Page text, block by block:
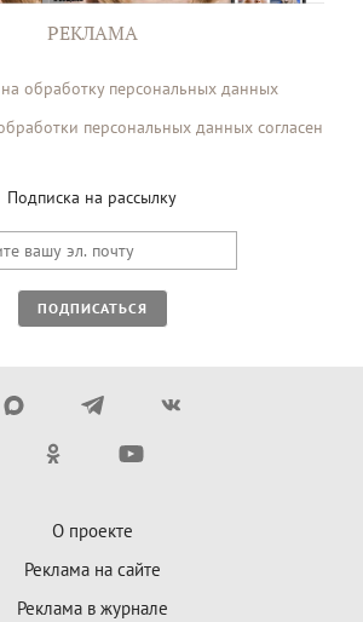
РЕКЛАМА
на обработку персональных данных
персональных данных согласен
Подписка на рассылку
ПОДПИСАТЬСЯ
О проекте
Реклама на сайте
Реклама в журнале